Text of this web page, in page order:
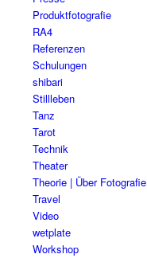
Produktfotografie
RA4
Referenzen
Schulungen
shibari
Stillleben
Tanz
Tarot
Technik
Theater
Theorie | Über Fotografie
Travel
Video
wetplate
Workshop